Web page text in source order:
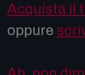
Acquista il
oppure